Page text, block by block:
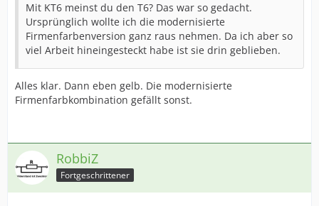
Mit KT6 meinst du den T6? Das war so gedacht.
Ursprünglich wollte ich die modernisierte
Firmenfarbenversion ganz raus nehmen. Da ich aber so
viel Arbeit hineingesteckt habe ist sie drin geblieben.
Alles klar. Dann eben gelb. Die modernisierte
Firmenfarbkombination gefällt sonst.
RobbiZ
Fortgeschrittener